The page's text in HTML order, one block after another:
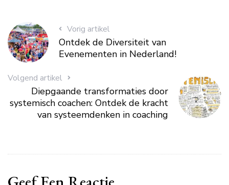
Vorig artikel
Ontdek de Diversiteit van
Evenementen in Nederland!
Volgend artikel
Diepgaande transformaties door
systemisch coachen: Ontdek de kracht
van systeemdenken in coaching